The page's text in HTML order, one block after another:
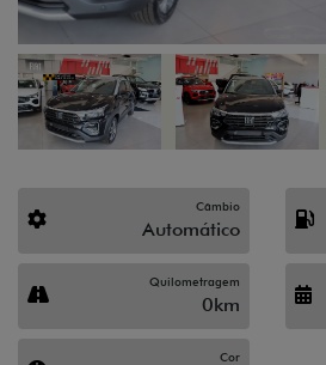
Câmbio
Automático
Quilometragem
0km
Cor